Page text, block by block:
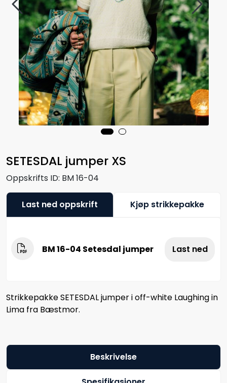
SETESDAL jumper XS
Oppskrifts ID: BM 16-04
Last ned oppskrift Kjøp strikkepakke
BM 16-04 Setesdal jumper Last ned
Strikkepakke SETESDAL jumper i off-white Laughing in
Lima fra Bæstmor.
Beskrivelse